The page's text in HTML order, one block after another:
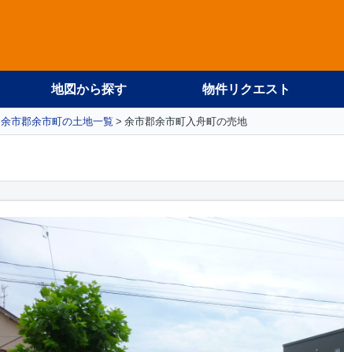
地図から探す 物件リクエスト
余市郡余市町の土地一覧 余市郡余市町入舟町の売地